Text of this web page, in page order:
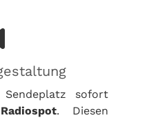
sofort
. Diesen